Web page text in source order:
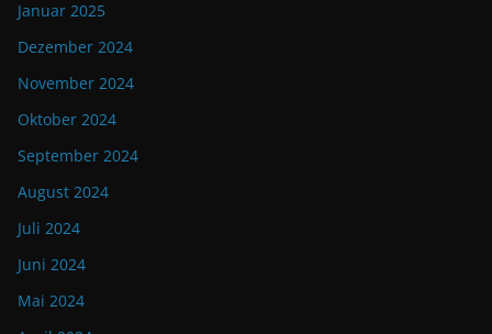
Januar 2025
Dezember 2024
November 2024
Oktober 2024
September 2024
August 2024
Juli 2024
Juni 2024
Mai 2024